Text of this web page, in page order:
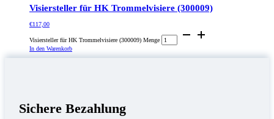
Visiersteller für HK Trommelvisiere (300009)
€117,00
Visiersteller für HK Trommelvisiere (300009) Menge
In den Warenkorb
Sichere Bezahlung